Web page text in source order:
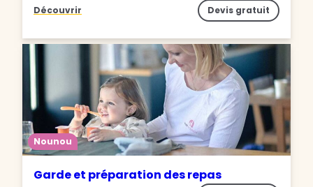
Découvrir Devis gratuit
Nounou
Garde et préparation des repas